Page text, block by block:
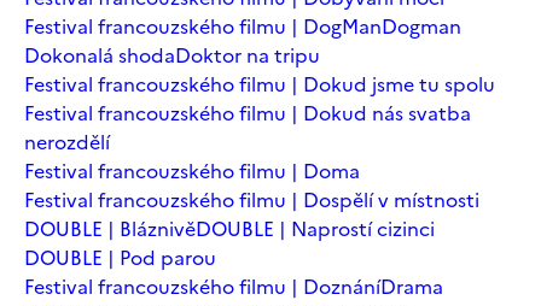
Festival francouzského filmu | DogManDogman
Dokonalá shodaDoktor na tripu
Festival francouzského filmu | Dokud jsme tu spolu
Festival francouzského filmu | Dokud nás svatba
nerozdělí
Festival francouzského filmu | Doma
Festival francouzského filmu | Dospělí v místnosti
DOUBLE | BláznivěDOUBLE | Naprostí cizinci
DOUBLE | Pod parou
Festival francouzského filmu | DoznáníDrama